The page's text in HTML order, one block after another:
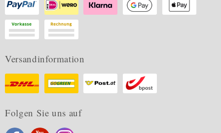
Versandinformation
Folgen Sie uns auf